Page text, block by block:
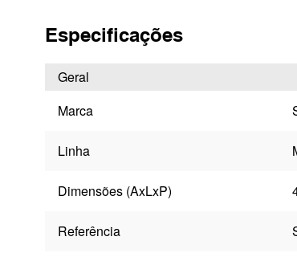
Especificações
Geral
Marca
Linha
Dimensões (AxLxP)
Referência